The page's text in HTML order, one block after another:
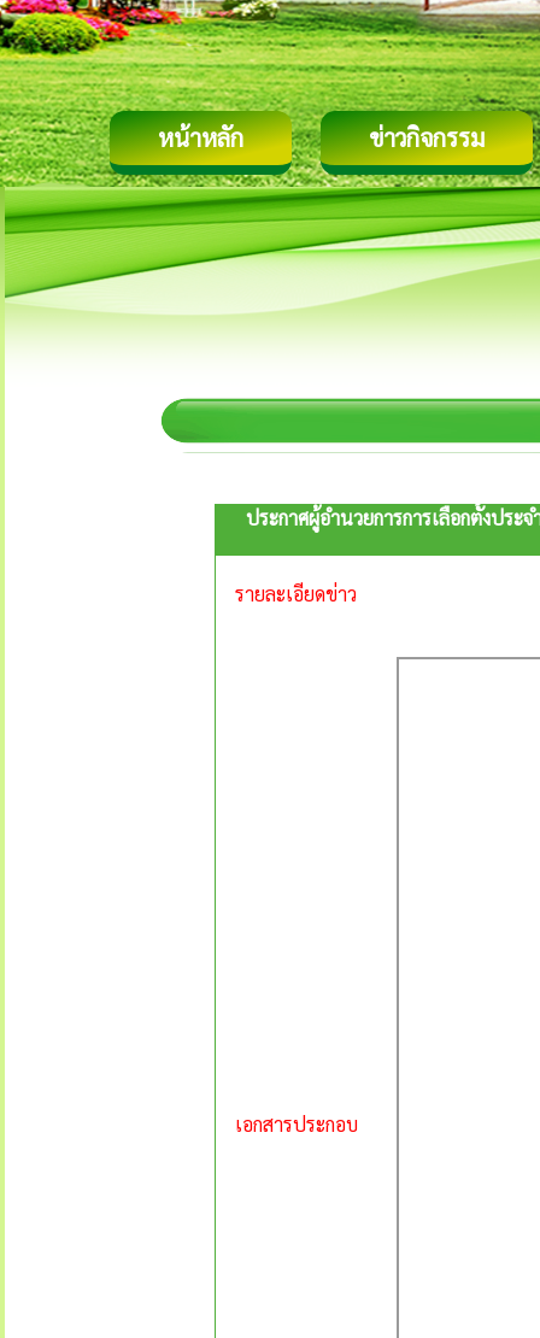
หน้าหลัก ข่าวกิจกรรม
ประกาศผู้อำนวยการการเลือกตั้งประ
รายละเอียดข่าว
เอกสารประกอบ